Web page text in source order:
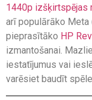
1440p izšķirtspējas
arī populārāko Meta
pieprasītāko HP
izmantošanai.
iestatījumus vai
varēsiet baudīt